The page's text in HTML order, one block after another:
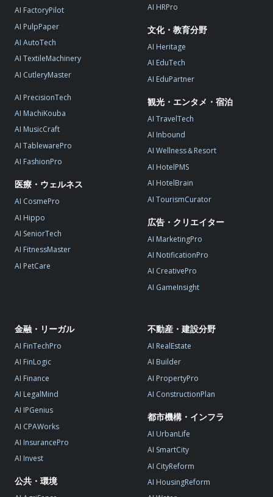
AI FactoryPilot
AI PulpPaper
AI AutoTech
AI TextileMachinery
AI CutleryMaster
AI PrecisionTech
AI MachiKouba
AI MusicCraft
AI TablewarePro
AI FashionPro
医療・ウェルネス
AI CosmePro
AI Hippo
AI SeniorTech
AI FitnessMaster
AI PetCare
AI HRPro
文化・教育分野
AI Heritage
AI EduTech
AI EduPartner
観光・エンタメ・宿泊
AI TravelTech
AI Inbound
AI Wellness＆Resort
AI HotelPMS
AI HotelBrain
AI TourismCurator
広告・クリエイター
AI MarketingPro
AI NotificationPro
AI CreativePro
AI GameInsight
金融・リーガル
AI FinTechPro
AI FinLogic
AI Finance
AI LegalMind
AI IPGenius
AI CPAWorks
AI InsurancePro
AI Invest
公共・環境
不動産・建設分野
AI RealEstate
AI Builder
AI PropertyPro
AI ConstructionPlan
都市機構・インフラ
AI UrbanLife
AI SmartCity
AI CityReform
AI HousingReform